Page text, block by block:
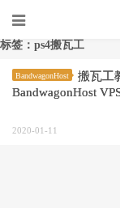
标签：ps4搬瓦工
BandwagonHost
搬瓦工
BandwagonHost
2020-01-11